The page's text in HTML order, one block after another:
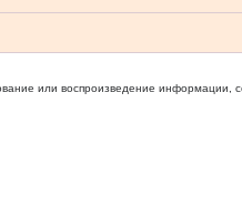
или воспроизведение информации,